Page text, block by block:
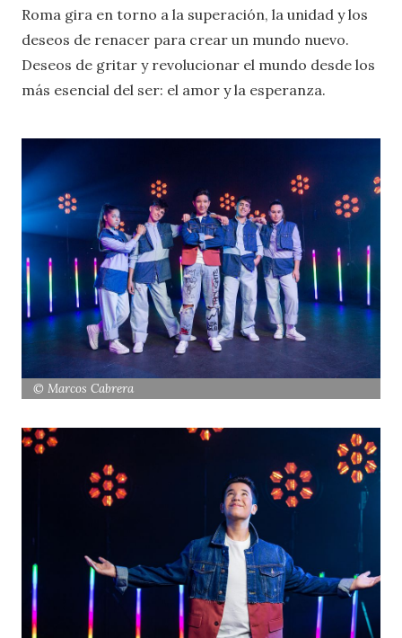
Roma gira en torno a la superación, la unidad y los
deseos de renacer para crear un mundo nuevo.
Deseos de gritar y revolucionar el mundo desde los
más esencial del ser: el amor y la esperanza.
© Marcos Cabrera